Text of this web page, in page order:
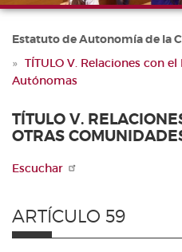
Estatuto de Autonomía de la
TÍTULO V. Relaciones con
Autónomas
TÍTULO V.
OTRAS
Escuchar
ARTÍCULO 59